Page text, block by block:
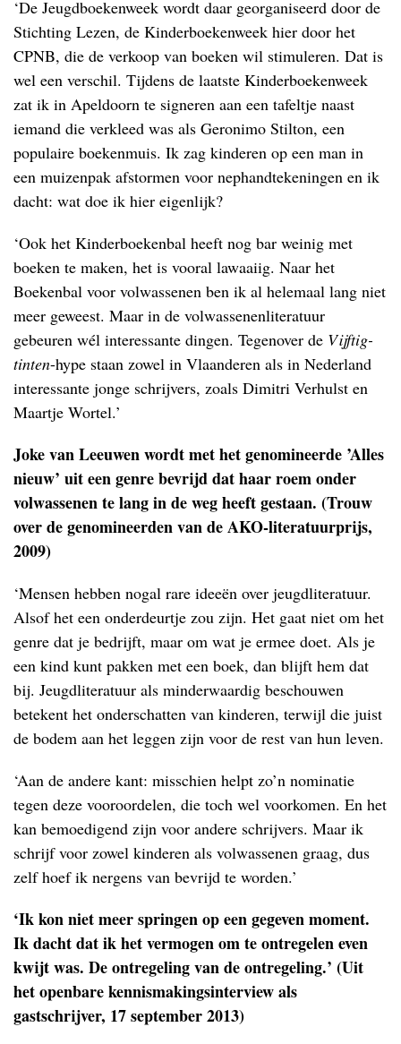
‘De Jeugdboekenweek wordt daar georganiseerd door de
Stichting Lezen, de Kinderboekenweek hier door het
CPNB, die de verkoop van boeken wil stimuleren. Dat is
wel een verschil. Tijdens de laatste Kinderboekenweek
zat ik in Apeldoorn te signeren aan een tafeltje naast
iemand die verkleed was als Geronimo Stilton, een
populaire boekenmuis. Ik zag kinderen op een man in
een muizenpak afstormen voor nephandtekeningen en ik
dacht: wat doe ik hier eigenlijk?
‘Ook het Kinderboekenbal heeft nog bar weinig met
boeken te maken, het is vooral lawaaiig. Naar het
Boekenbal voor volwassenen ben ik al helemaal lang niet
meer geweest. Maar in de volwassenenliteratuur
gebeuren wél interessante dingen. Tegenover de Vijftig-
tinten-hype staan zowel in Vlaanderen als in Nederland
interessante jonge schrijvers, zoals Dimitri Verhulst en
Maartje Wortel.’
Joke van Leeuwen wordt met het genomineerde ’Alles
nieuw’ uit een genre bevrijd dat haar roem onder
volwassenen te lang in de weg heeft gestaan. (Trouw
over de genomineerden van de AKO-literatuurprijs,
2009)
‘Mensen hebben nogal rare ideeën over jeugdliteratuur.
Alsof het een onderdeurtje zou zijn. Het gaat niet om het
genre dat je bedrijft, maar om wat je ermee doet. Als je
een kind kunt pakken met een boek, dan blijft hem dat
bij. Jeugdliteratuur als minderwaardig beschouwen
betekent het onderschatten van kinderen, terwijl die juist
de bodem aan het leggen zijn voor de rest van hun leven.
‘Aan de andere kant: misschien helpt zo’n nominatie
tegen deze vooroordelen, die toch wel voorkomen. En het
kan bemoedigend zijn voor andere schrijvers. Maar ik
schrijf voor zowel kinderen als volwassenen graag, dus
zelf hoef ik nergens van bevrijd te worden.’
‘Ik kon niet meer springen op een gegeven moment.
Ik dacht dat ik het vermogen om te ontregelen even
kwijt was. De ontregeling van de ontregeling.’ (Uit
het openbare kennismakingsinterview als
gastschrijver, 17 september 2013)